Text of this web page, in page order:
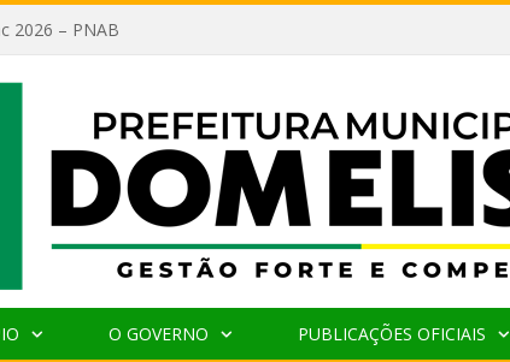
2026 – PNAB
O GOVERNO PUBLICAÇÕES OFICIAIS